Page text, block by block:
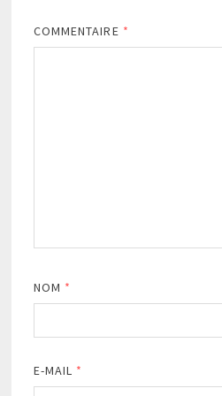
COMMENTAIRE *
NOM *
E-MAIL *